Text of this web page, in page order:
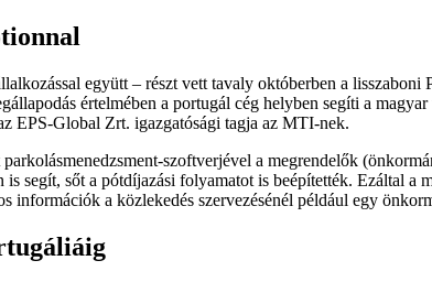
együtt – részt vett tavaly októberben a
értelmében a portugál cég helyben segíti a
EPS-Global Zrt. igazgatósági tagja az MTI-nek.
szoftverjével a megrendelők
is segít, sőt a pótdíjazási folyamatot is beépítették. Ezáltal
információk a közlekedés szervezésénél például egy